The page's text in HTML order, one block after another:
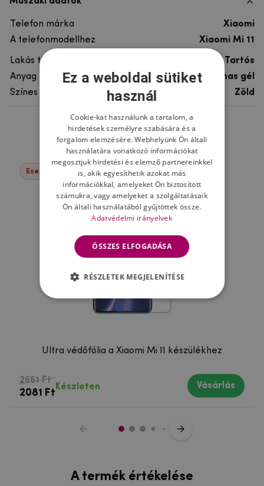
Telefon márka
Xiaomi
A telefonmodellhez
Xiaomi Mi 11
Lakás típusa
Tartós
Anyag
rugalmas gél
Színes
Zöld
Ne felejtsd el
Események -22%
Ultra védőfólia a Xiaomi Mi 11 készülékhez
2661 Ft
2081 Ft
Készleten Vásárlás
A termék értékelése
Ez a weboldal sütiket
használ
Cookie-kat használunk a tartalom, a
hirdetések személyre szabására és a
forgalom elemzésére. Webhelyünk Ön általi
használatára vonatkozó információkat
megosztjuk hirdetési és elemző partnereinkkel
is, akik egyesíthetik azokat más
információkkal, amelyeket Ön biztosított
számukra, vagy amelyeket a szolgáltatásaik
Ön általi használatából gyűjtöttek össze.
Adatvédelmi irányelvek
ÖSSZES ELFOGADÁSA
RÉSZLETEK MEGJELENÍTÉSE